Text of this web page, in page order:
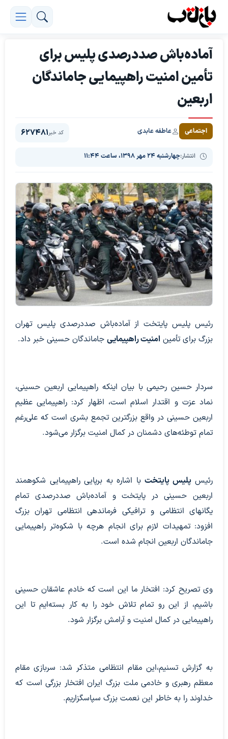
آماده‌باش صددرصدی پلیس برای
تأمین امنیت راهپیمایی جاماندگان
اربعین
اجتماعی عاطفه عابدی
انتشار:چهارشنبه ۲۴ مهر ۱۳۹۸، ساعت ۱۱:۴۴
کد خبر627481
رئیس پلیس پایتخت از آماده‌باش صددرصدی پلیس تهران
بزرگ برای تأمین امنیت راهپیمایی جاماندگان حسینی خبر داد.
سردار حسین رحیمی با بیان اینکه راهپیمایی اربعین حسینی،
نماد عزت و اقتدار اسلام است، اظهار کرد: راهپیمایی عظیم
اربعین حسینی در واقع بزرگترین تجمع بشری است که علی‌رغم
تمام توطئه‌های دشمنان در کمال امنیت برگزار می‌شود.
رئیسپلیس پایتخت با اشاره به برپایی راهپیمایی شکوهمند
اربعین حسینی در پایتخت و آماده‌باش صددرصدی تمام
یگانهای انتظامی و ترافیکی فرماندهی انتظامی تهران بزرگ
افزود: تمهیدات لازم برای انجام هرچه با شکوه‌تر راهپیمایی
جاماندگان اربعین انجام شده است.
وی تصریح کرد: افتخار ما این است که خادم عاشقان حسینی
باشیم، از این رو تمام تلاش خود را به کار بسته‌ایم تا این
راهپیمایی در کمال امنیت و آرامش برگزار شود.
به گزارش تسنیم،این مقام انتظامی متذکر شد: سربازی مقام
معظم رهبری و خادمی ملت بزرگ ایران افتخار بزرگی است که
خداوند را به خاطر این نعمت بزرگ سپاسگزاریم.